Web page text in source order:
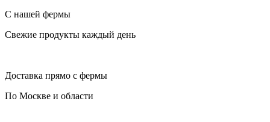
С нашей фермы
Свежие продукты каждый день
Доставка прямо с фермы
По Москве и области